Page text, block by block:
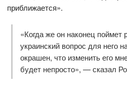
приближается».
«Когда же он наконец
украинский вопрос для него
окрашен, что изменить его
будет непросто», — сказал